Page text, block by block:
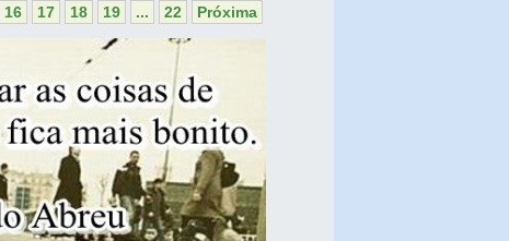
16 17 18 19 ... 22 Próxima